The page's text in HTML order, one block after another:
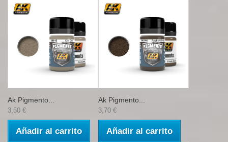
Ak Pigmento...
3,50 €
Añadir al carrito
Ak Pigmento...
3,70 €
Añadir al carrito